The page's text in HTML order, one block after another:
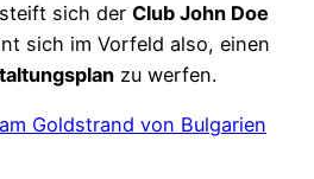
sich der Club John Doe
sich im Vorfeld also, einen
zu werfen.
Goldstrand von Bulgarien